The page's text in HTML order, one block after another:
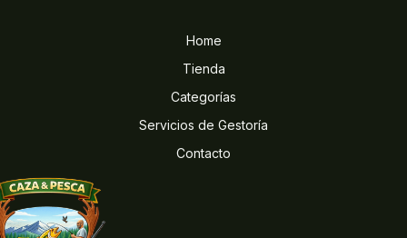
Home
Tienda
Categorías
Servicios de Gestoría
Contacto